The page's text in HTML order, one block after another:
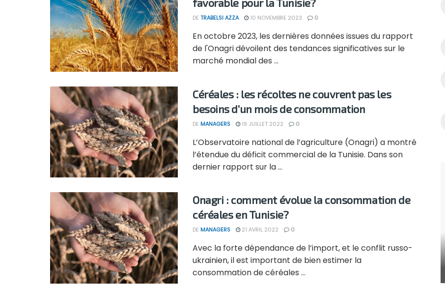
DE TRABELSI AZZA 10 NOVEMBRE 2023 0
En octobre 2023, les dernières données issues du rapport
de l'Onagri dévoilent des tendances significatives sur le
marché mondial des ...
Céréales : les récoltes ne couvrent pas les
besoins d’un mois de consommation
DE MANAGERS 19 JUILLET 2022 0
L’Observatoire national de l’agriculture (Onagri) a montré
l’étendue du déficit commercial de la Tunisie. Dans son
dernier rapport sur la ...
Onagri : comment évolue la consommation de
céréales en Tunisie?
DE MANAGERS 21 AVRIL 2022 0
Avec la forte dépendance de l’import, et le conflit russo-
ukrainien, il est important de bien estimer la
consommation de céréales ...